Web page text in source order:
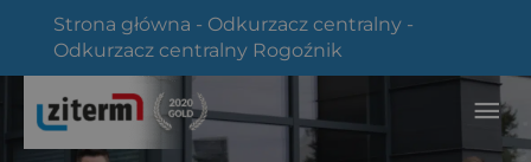
Strona główna - Odkurzacz centralny -
Odkurzacz centralny Rogoźnik
Przejdź